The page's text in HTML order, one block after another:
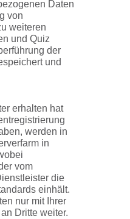
Daten
von
weiteren
und Quiz
der
und
erhalten hat
werden in
in
vom
die
einhält.
nur mit Ihrer
Dritte weiter.